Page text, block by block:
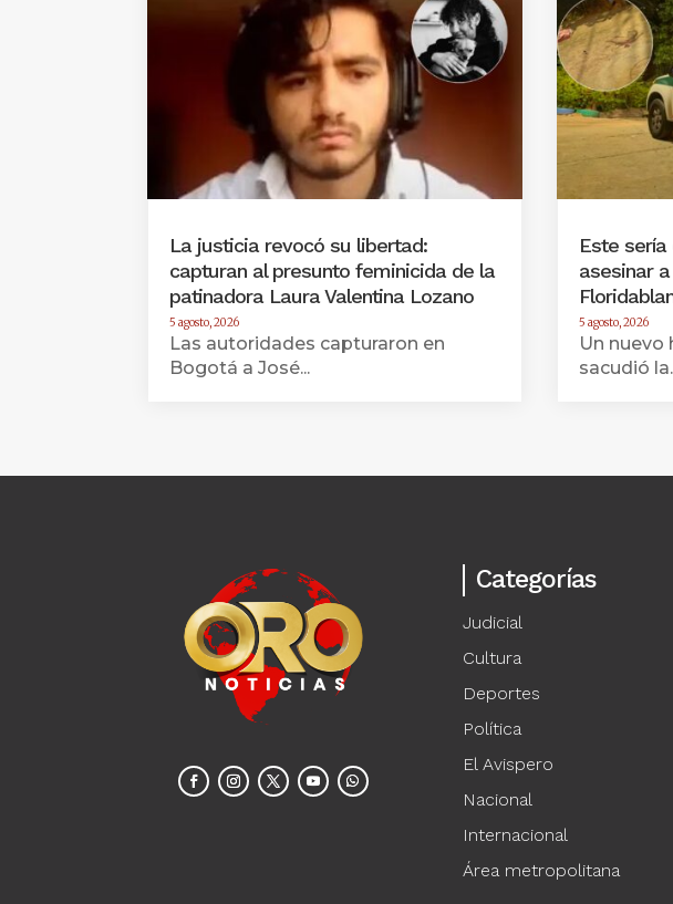
La justicia revocó su libertad:
capturan al presunto feminicida de la
patinadora Laura Valentina Lozano
5 agosto, 2026
Las autoridades capturaron en
Bogotá a José...
Este
asesinar
5 agosto, 2026
Un nuevo
sacudió
Categorías
Judicial
Cultura
Deportes
Política
El Avispero
Nacional
Internacional
Área metropolitana